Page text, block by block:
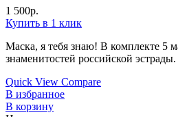
1 500р.
Купить в 1 клик
Маска, я тебя знаю! В комплекте 5
знаменитостей российской
Quick View Compare
В избранное
В корзину